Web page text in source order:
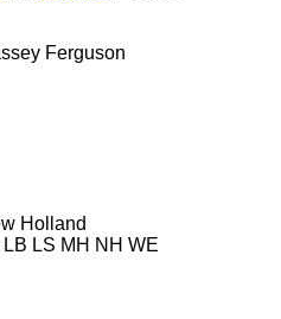
Ferguson
Holland
LB LS MH NH WE